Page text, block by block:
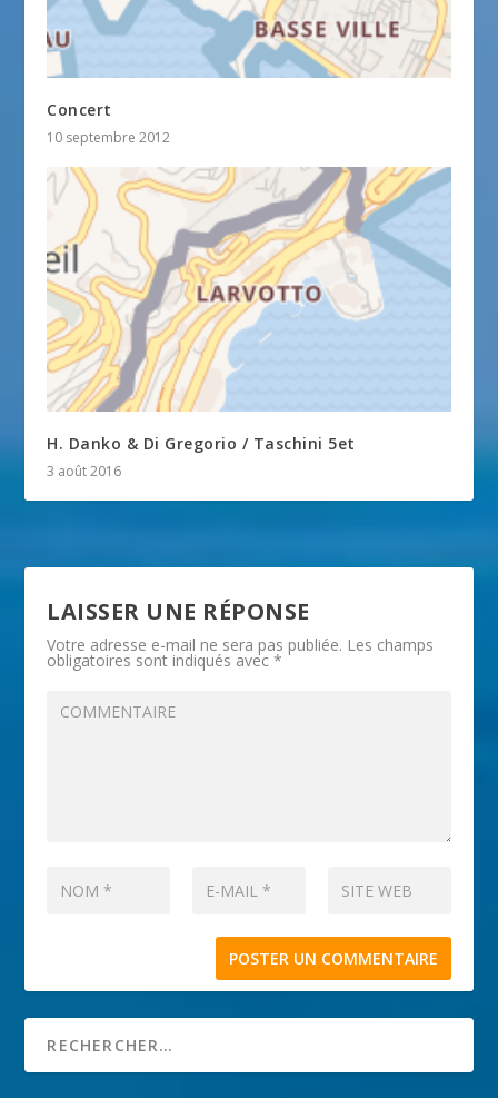
Concert
10 septembre 2012
H. Danko & Di Gregorio / Taschini 5et
3 août 2016
LAISSER UNE RÉPONSE
Votre adresse e-mail ne sera pas publiée. Les champs
obligatoires sont indiqués avec*